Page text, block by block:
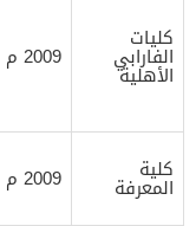
كليات
الفارابي
الأهلية
2009 م
كلية
المعرفة 2009 م